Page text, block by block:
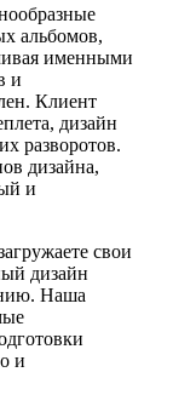
альбомов,
именными
и
Клиент
дизайн
разворотов.
дизайна,
и
свои
дизайн
Наша
и